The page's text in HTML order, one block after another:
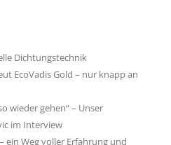
Dichtungstechnik
EcoVadis Gold – nur knapp an
wieder gehen“ – Unser
im Interview
ein Weg voller Erfahrung und